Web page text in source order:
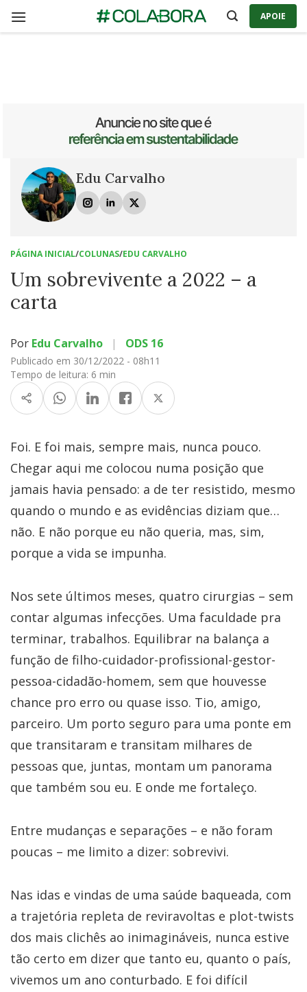
APOIE
Edu Carvalho
PÁGINA INICIAL/COLUNAS/EDU CARVALHO
Um sobrevivente a 2022 – a
carta
Por Edu Carvalho | ODS 16
Publicado em 30/12/2022 - 08h11
Tempo de leitura: 6 min
Foi. E foi mais, sempre mais, nunca pouco.
Chegar aqui me colocou numa posição que
jamais havia pensado: a de ter resistido, mesmo
quando o mundo e as evidências diziam que…
não. E não porque eu não queria, mas, sim,
porque a vida se impunha.
Nos sete últimos meses, quatro cirurgias – sem
contar algumas infecções. Uma faculdade pra
terminar, trabalhos. Equilibrar na balança a
função de filho-cuidador-profissional-gestor-
pessoa-cidadão-homem, sem que houvesse
chance pro erro ou quase isso. Tio, amigo,
parceiro. Um porto seguro para uma ponte em
que transitaram e transitam milhares de
pessoas que, juntas, montam um panorama
que também sou eu. E onde me fortaleço.
Entre mudanças e separações – e não foram
poucas – me limito a dizer: sobrevivi.
Nas idas e vindas de uma saúde baqueada, com
a trajetória repleta de reviravoltas e plot-twists
dos mais clichês ao inimagináveis, nunca estive
tão certo em dizer que tanto eu, quanto o país,
vivemos um ano conturbado. E foi difícil